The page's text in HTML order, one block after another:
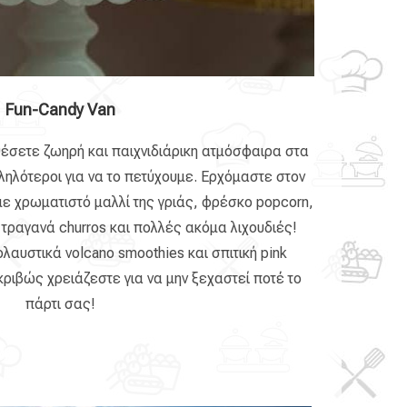
Fun-Candy Van
ζωηρή και παιχνιδιάρικη ατμόσφαιρα στα
για να το πετύχουμε. Ερχόμαστε στον
μαλλί της γριάς, φρέσκο popcorn,
churros και πολλές ακόμα λιχουδιές!
volcano smoothies και σπιτική pink
χρειάζεστε για να μην ξεχαστεί ποτέ το
πάρτι σας!